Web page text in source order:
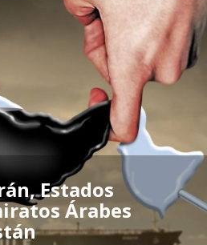
Estados
Árabes